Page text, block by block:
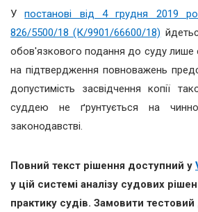
Упостанові від 4 грудня
826/5500/18 (К/9901/66600/18)
обов'язкового подання до суду лише
на підтвердження повноважень
допустимість засвідчення копії
суддею не ґрунтується на
законодавстві.
Повний текст рішення доступний у
у цій системі аналізу судових
практику судів. Замовити